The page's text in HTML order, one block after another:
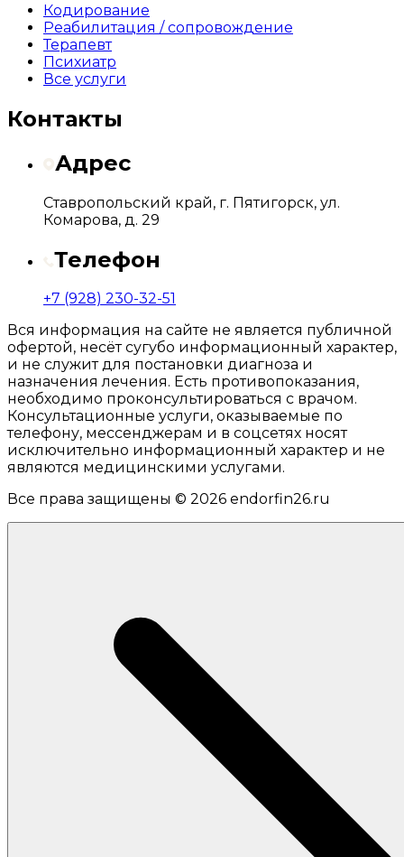
Кодирование
Реабилитация / сопровождение
Терапевт
Психиатр
Все услуги
Контакты
Адрес
Ставропольский край, г. Пятигорск, ул.
Комарова, д. 29
Телефон
+7 (928) 230-32-51
Вся информация на сайте не является публичной
офертой, несёт сугубо информационный характер,
и не служит для постановки диагноза и
назначения лечения. Есть противопоказания,
необходимо проконсультироваться с врачом.
Консультационные услуги, оказываемые по
телефону, мессенджерам и в соцсетях носят
исключительно информационный характер и не
являются медицинскими услугами.
Все права защищены © 2026 endorfin26.ru